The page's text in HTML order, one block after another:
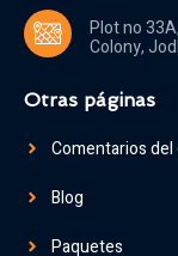
Plot no
Colony,
Otras páginas
Comentarios
Blog
Paquetes